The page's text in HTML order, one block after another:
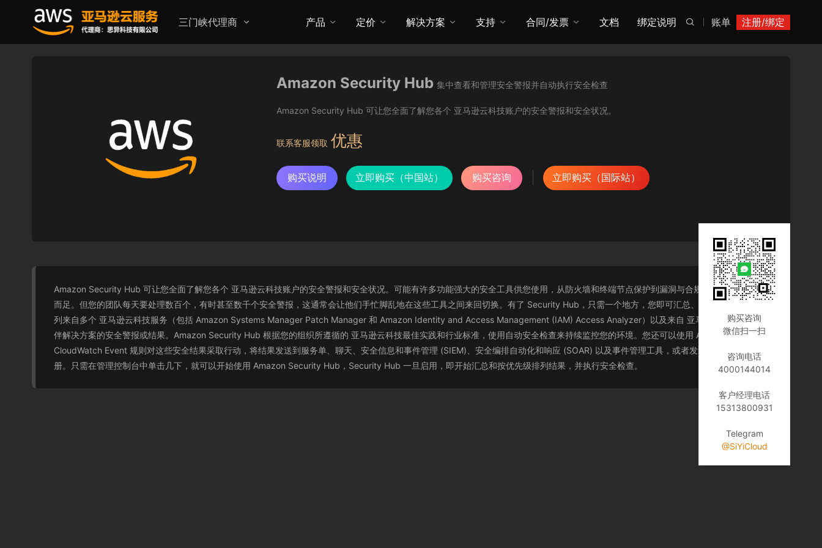
三门峡代理商 账单 注册/绑定

产品 定价 解决方案 支持 合同/发票 文档 绑定说明
Amazon Security Hub 集中查看和管理安全警报并自动执行安全检查
Amazon Security Hub 可让您全面了解您各个 亚马逊云科技账户的安全警报和安全状况。
联系客服领取 优惠
购买说明 立即购买（中国站） 购买咨询 立即购买（国际站）
Amazon Security Hub 可让您全面了解您各个 亚马逊云科技账户的安全警报和安全状况。可能有许多功能强大的安全工具供您使用，从防火墙和终端节点保护到漏洞与合规性扫描程序，不一
而足。但您的团队每天要处理数百个，有时甚至数千个安全警报，这通常会让他们手忙脚乱地在这些工具之间来回切换。有了 Security Hub，只需一个地方，您即可汇总、组织并按优先级排
列来自多个 亚马逊云科技服务（包括 Amazon Systems Manager Patch Manager 和 Amazon Identity and Access Management (IAM) Access Analyzer）以及来自 亚马逊云科技合作伙
伴解决方案的安全警报或结果。Amazon Security Hub 根据您的组织所遵循的 亚马逊云科技最佳实践和行业标准，使用自动安全检查来持续监控您的环境。您还可以使用 Amazon
CloudWatch Event 规则对这些安全结果采取行动，将结果发送到服务单、聊天、安全信息和事件管理 (SIEM)、安全编排自动化和响应 (SOAR) 以及事件管理工具，或者发送到自定义修复手
册。只需在管理控制台中单击几下，就可以开始使用 Amazon Security Hub，Security Hub 一旦启用，即开始汇总和按优先级排列结果，并执行安全检查。
购买咨询
微信扫一扫
咨询电话
4000144014
客户经理电话
15313800931
Telegram
@SiYiCloud